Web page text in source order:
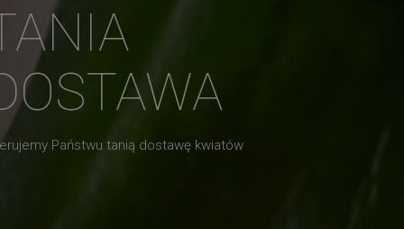
Państwu tanią dostawę kwiatów